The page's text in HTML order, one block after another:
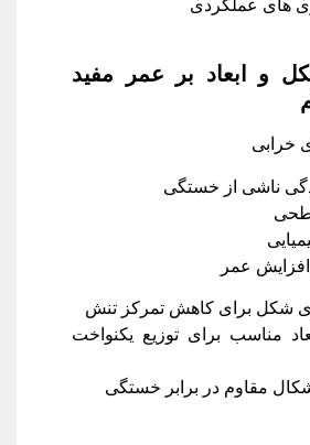
های عملکردی
و ابعاد بر عمر مفید
ناشی از خستگی
شکل برای کاهش تمرکز تنش
مناسب برای توزیع یکنواخت
مقاوم در برابر خستگی